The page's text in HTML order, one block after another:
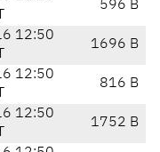
596 B
12:50
1696 B
12:50
816 B
12:50
1752 B